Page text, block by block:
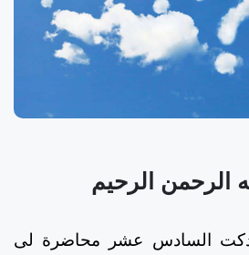
الرحمن الرحيم
السادس عشر محاضرة لى